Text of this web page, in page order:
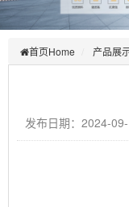
首页Home 产品展
发布日期：2024-